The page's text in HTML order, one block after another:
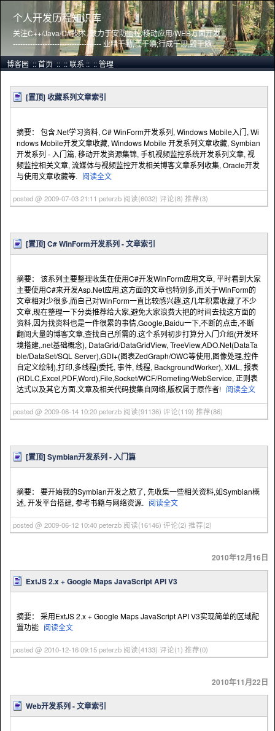
个人开发历程知识库
关注C++/Java/C#技术, 致力于安防监控/移动应用/WEB方面开发
------------------------------------ 业精于勤,荒于嬉;行成于思,毁于随
博客园::首页::::联系::::管理
[置顶] 收藏系列文章索引
摘要： 包含.Net学习资料, C# WinForm开发系列, Windows Mobile入门, Wi
ndows Mobile开发文章收藏, Windows Mobile 开发系列文章收藏, Symbian
开发系列 - 入门篇, 移动开发资源集锦, 手机视频监控系统开发系列文章, 视
频监控相关文章, 流媒体与视频监控开发相关博客文章系列收集, Oracle开发
与使用文章收藏等. 阅读全文
posted @ 2009-07-03 21:11 peterzb 阅读(6032) 评论(8) 推荐(3)
[置顶] C# WinForm开发系列 - 文章索引
摘要： 该系列主要整理收集在使用C#开发WinForm应用文章, 平时看到大家
主要使用C#来开发Asp.Net应用,这方面的文章也特别多,而关于WinForm的
文章相对少很多,而自己对WinForm一直比较感兴趣,这几年积累收藏了不少
文章,现在整理一下分类推荐给大家,避免大家浪费大把的时间去找这方面的
资料,因为找资料也是一件很累的事情,Google,Baidu一下,不断的点击,不断
翻阅大量的博客文章,查找自己所需的.这个系列初步打算分入门介绍(开发环
境搭建,.net基础概念), DataGrid/DataGridView, TreeView,ADO.Net(DataTa
ble/DataSet/SQL Server),GDI+(图表ZedGraph/OWC等使用,图像处理,控件
自定义绘制),打印,多线程(委托, 事件, 线程, BackgroundWorker), XML, 报表
(RDLC,Excel,PDF,Word),File,Socket/WCF/Rometing/WebService, 正则表
达式以及其它方面.文章及相关代码搜集自网络,版权属于原作者! 阅读全文
posted @ 2009-06-14 10:20 peterzb 阅读(91136) 评论(119) 推荐(86)
[置顶] Symbian开发系列 - 入门篇
摘要： 要开始我的Symbian开发之旅了, 先收集一些相关资料,如Symbian概
述, 开发平台搭建, 参考书籍与网络资源. 阅读全文
posted @ 2009-06-12 10:40 peterzb 阅读(16146) 评论(2) 推荐(2)
2010年12月16日
ExtJS 2.x + Google Maps JavaScript API V3
摘要： 采用ExtJS 2.x + Google Maps JavaScript API V3实现简单的区域配
置功能 阅读全文
posted @ 2010-12-16 09:15 peterzb 阅读(4133) 评论(1) 推荐(0)
2010年11月22日
Web开发系列 - 文章索引